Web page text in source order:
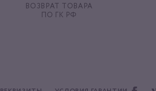
ВОЗВРАТ ТОВАРА
ПО ГК РФ